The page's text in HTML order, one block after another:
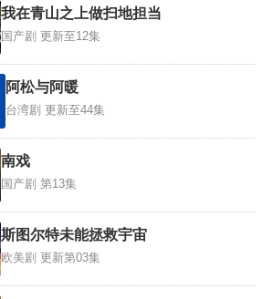
我在青山之上做扫地担当
国产剧 更新至12集
阿松与阿暖
台湾剧 更新至44集
南戏
国产剧 第13集
斯图尔特未能拯救宇宙
欧美剧 更新第03集